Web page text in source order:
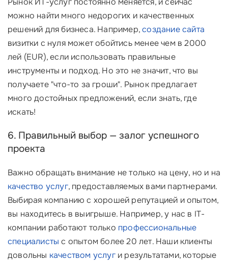
можно найти много недорогих и качественных
решений для бизнеса. Например,создание сайта
визитки с нуля может обойтись менее чем в 2000
лей (EUR), если использовать правильные
инструменты и подход. Но это не значит, что вы
получаете "что-то за гроши". Рынок предлагает
много достойных предложений, если знать, где
искать!
6. Правильный выбор — залог успешного
проекта
Важно обращать внимание не только на цену, но и на
качество услуг, предоставляемых вами партнерами.
Выбирая компанию с хорошей репутацией и опытом,
вы находитесь в выигрыше. Например, у нас в IT-
компании работают только профессиональные
специалисты с опытом более 20 лет. Наши клиенты
довольны качеством услуги результатами, которые